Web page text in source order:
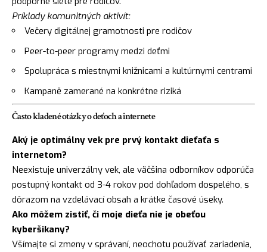
Príklady komunitných aktivít:
Večery digitálnej gramotnosti pre rodičov
Peer-to-peer programy medzi deťmi
Spolupráca s miestnymi knižnicami a kultúrnymi centrami
Kampaně zamerané na konkrétne riziká
Často kladené otázky o deťoch a internete
Aký je optimálny vek pre prvý kontakt dieťaťa s
internetom?
Neexistuje univerzálny vek, ale väčšina odborníkov odporúča
postupný kontakt od 3-4 rokov pod dohľadom dospelého, s
dôrazom na vzdelávací obsah a krátke časové úseky.
Ako môžem zistiť, či moje dieťa nie je obeťou
kyberšikany?
Všímajte si zmeny v správaní, neochotu používať zariadenia,